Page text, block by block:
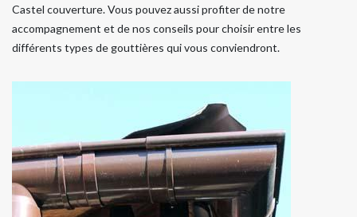
Castel couverture. Vous pouvez aussi profiter de notre
accompagnement et de nos conseils pour choisir entre les
différents types de gouttières qui vous conviendront.